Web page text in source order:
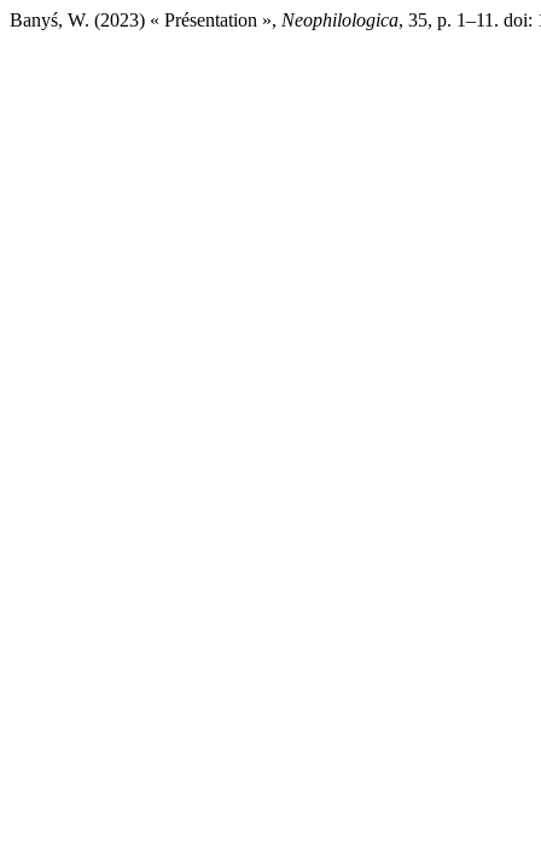
Banyś, W. (2023) « Présentation », Neophilologica, 35, p. 1–11.